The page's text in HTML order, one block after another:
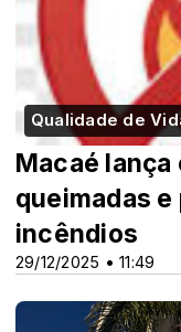
Qualidade de
29/12/2025 • 11:49
Macaé
queimadas e
incêndios